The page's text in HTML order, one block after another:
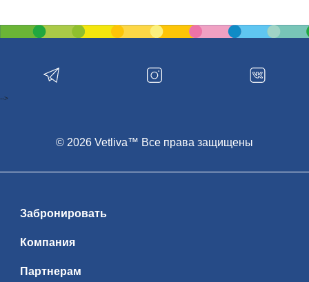
Забронировать
Компания
Партнерам
© 2026 Vetliva™ Все права защищены
-->